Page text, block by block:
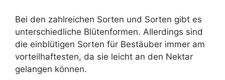
Bei den zahlreichen Sorten und Sorten gibt es
unterschiedliche Blütenformen. Allerdings sind
die einblütigen Sorten für Bestäuber immer am
vorteilhaftesten, da sie leicht an den Nektar
gelangen können.